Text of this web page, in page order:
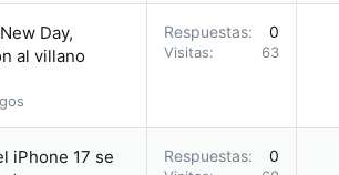
Day,
al villano
Respuestas 0
Visitas 63
iPhone 17 se
Respuestas 0